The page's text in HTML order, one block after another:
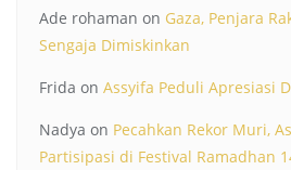
Ade rohaman on Gaza, Penjara
Sengaja Dimiskinkan
Frida on Assyifa Peduli Apresiasi
Nadya on Pecahkan Rekor Muri,
Partisipasi di Festival Ramadhan